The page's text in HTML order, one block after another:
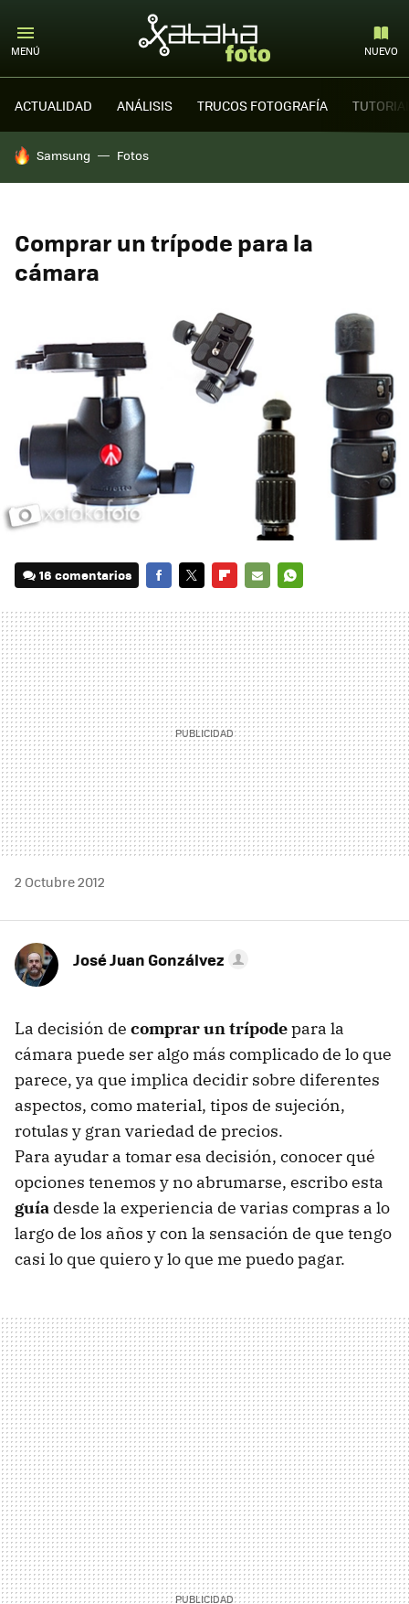
MENÚ NUEVO
ACTUALIDAD ANÁLISIS TRUCOS FOTOGRAFÍA
HOY SE HABLA DE
Samsung Fotos
Comprar un trípode para la
cámara
16 comentarios
MAIL
2 Octubre 2012
José Juan Gonzálvez
La decisión de comprar un trípodepara la
cámara puede ser algo más complicado de lo que
parece, ya que implica decidir sobre diferentes
aspectos, como material, tipos de sujeción,
rotulas y gran variedad de precios.
Para ayudar a tomar esa decisión, conocer qué
opciones tenemos y no abrumarse, escribo esta
guía desde la experiencia de varias compras a lo
largo de los años y con la sensación de que tengo
casi lo que quiero y lo que me puedo pagar.